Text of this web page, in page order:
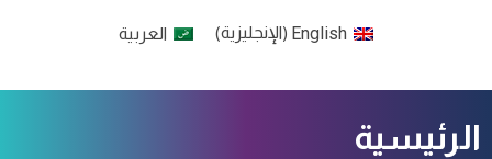
English
(الإنجليزية) العربية
الرئيسية